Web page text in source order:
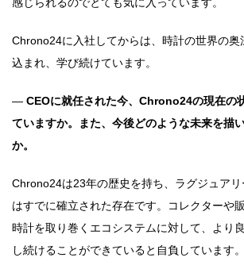
Chrono24に入社してからは、時計の世界の奥
込まれ、学び続けています。
― CEOに就任された今、Chrono24の現在の
ていますか。また、今後どのような未来を描
か。
Chrono24は23年の歴史を持ち、ラグジュア
はすでに確立された存在です。コレクターや
時計を取り巻くエコシステムに対して、より
し続けることができていると自負しています。